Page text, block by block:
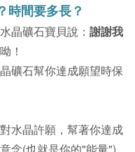
時間要多長？
晶礦石寶貝說： 謝謝我
！
礦石幫你達成願望時保
水晶許願，幫著你達成
念(也就是你的"能量")